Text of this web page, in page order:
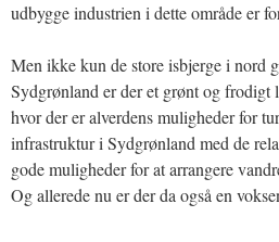
udbygge industrien i dette område er
Men ikke kun de store isbjerge i nord
Sydgrønland er der et grønt og frodigt
hvor der er alverdens muligheder for
infrastruktur i Sydgrønland med de
gode muligheder for at arrangere
Og allerede nu er der da også en